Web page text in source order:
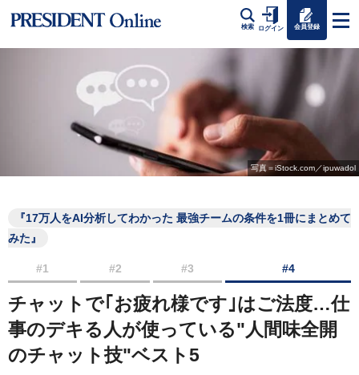
検索 ログイン 会員登録
写真＝iStock.com／ipuwadol
『17万人をAI分析してわかった 最強チームの条件を1冊にまとめて
みた』
#1 #2 #3 #4
チャットで｢お疲れ様です｣はご法度…仕
事のデキる人が使っている"人間味全開
のチャット技"ベスト5